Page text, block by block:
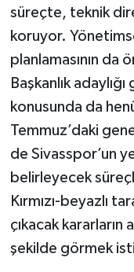
süreçte, teknik
koruyor.
planlamasının da
Başkanlık
konusunda da
Temmuz’daki
de Sivasspor’un
belirleyecek
Kırmızı-beyazlı
çıkacak
şekilde görmek